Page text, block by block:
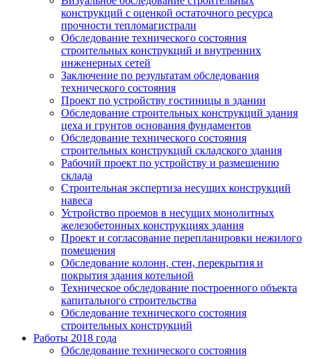
конструкций с оценкой остаточного ресурса
прочности тепломагистрали
Обследование технического состояния
строительных конструкций и внутренних
инженерных сетей
Заключение по результатам обследования
технического состояния
Проект по устройству гостиницы в здании
Обследование строительных конструкций здания
цеха и грунтов основания фундаментов
Обследование технического состояния
строительных конструкций складского здания
Рабочий проект по устройству и размещению
склада
Строительная экспертиза несущих конструкций
навеса
Устройство проемов в несущих монолитных
железобетонных конструкциях здания
Проект и согласование перепланировки нежилого
помещения
Обследование колонн, стен, перекрытия и
покрытия здания котельной
Техническое обследование построенного объекта
капитального строительства
Обследование технического состояния
строительных конструкций
Работы 2018 года
Обследование технического состояния